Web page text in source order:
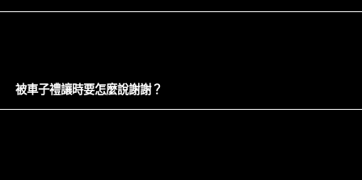
被車子禮讓時要怎麼說謝謝？